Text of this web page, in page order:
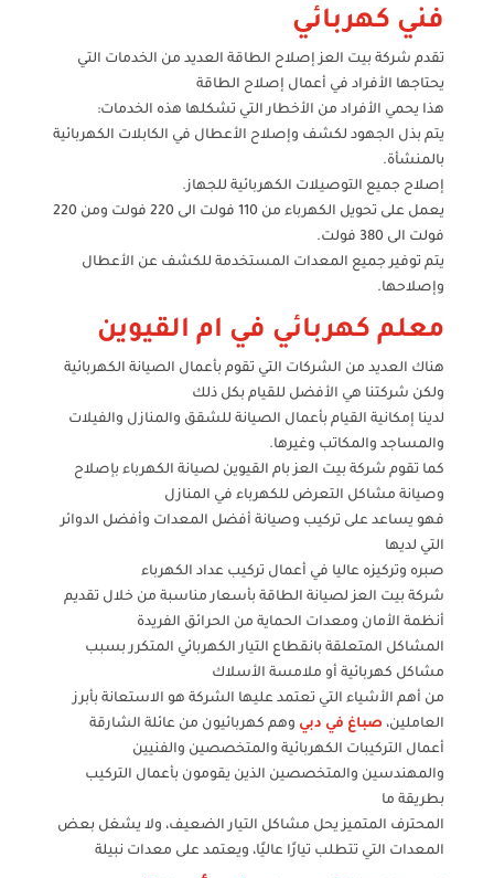
فني كهربائي
تقدم شركة بيت العز إصلاح الطاقة العديد من الخدمات التي
يحتاجها الأفراد في أعمال إصلاح الطاقة
هذا يحمي الأفراد من الأخطار التي تشكلها هذه الخدمات:
يتم بذل الجهود لكشف وإصلاح الأعطال في الكابلات الكهربائية
بالمنشأة.
إصلاح جميع التوصيلات الكهربائية للجهاز.
يعمل على تحويل الكهرباء من 110 فولت الى 220 فولت ومن 220
فولت الى 380 فولت.
يتم توفير جميع المعدات المستخدمة للكشف عن الأعطال
وإصلاحها.
معلم كهربائي في ام القيوين
هناك العديد من الشركات التي تقوم بأعمال الصيانة الكهربائية
ولكن شركتنا هي الأفضل للقيام بكل ذلك
لدينا إمكانية القيام بأعمال الصيانة للشقق والمنازل والفيلات
والمساجد والمكاتب وغيرها.
كما تقوم شركة بيت العز بام القيوين لصيانة الكهرباء بإصلاح
وصيانة مشاكل التعرض للكهرباء في المنازل
فهو يساعد على تركيب وصيانة أفضل المعدات وأفضل الدوائر
التي لديها
صبره وتركيزه عاليا في أعمال تركيب عداد الكهرباء
شركة بيت العز لصيانة الطاقة بأسعار مناسبة من خلال تقديم
أنظمة الأمان ومعدات الحماية من الحرائق الفريدة
المشاكل المتعلقة بانقطاع التيار الكهربائي المتكرر بسبب
مشاكل كهربائية أو ملامسة الأسلاك
من أهم الأشياء التي تعتمد عليها الشركة هو الاستعانة بأبرز
العاملين، صباغ في دبي وهم كهربائيون من عائلة الشارقة
أعمال التركيبات الكهربائية والمتخصصين والفنيين
والمهندسين والمتخصصين الذين يقومون بأعمال التركيب
بطريقة ما
المحترف المتميز يحل مشاكل التيار الضعيف، ولا يشغل بعض
المعدات التي تتطلب تيارًا عاليًا، ويعتمد على معدات نبيلة